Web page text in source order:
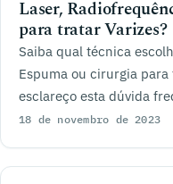
Laser,
para tratar Varizes?
Saiba qual técnica
Espuma ou cirurgia
esclareço esta dúvida
18 de novembro de 2023